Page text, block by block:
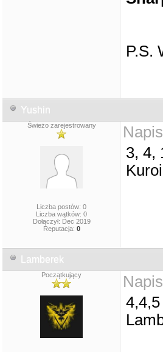
P.S.
Yushin
Świeżo zarejestrowany
Liczba postów: 0
Liczba wątków: 0
Dołączył: Dec 2019
Reputacja: 0
3, 4,
Lamberek
Początkujący
4,4,5